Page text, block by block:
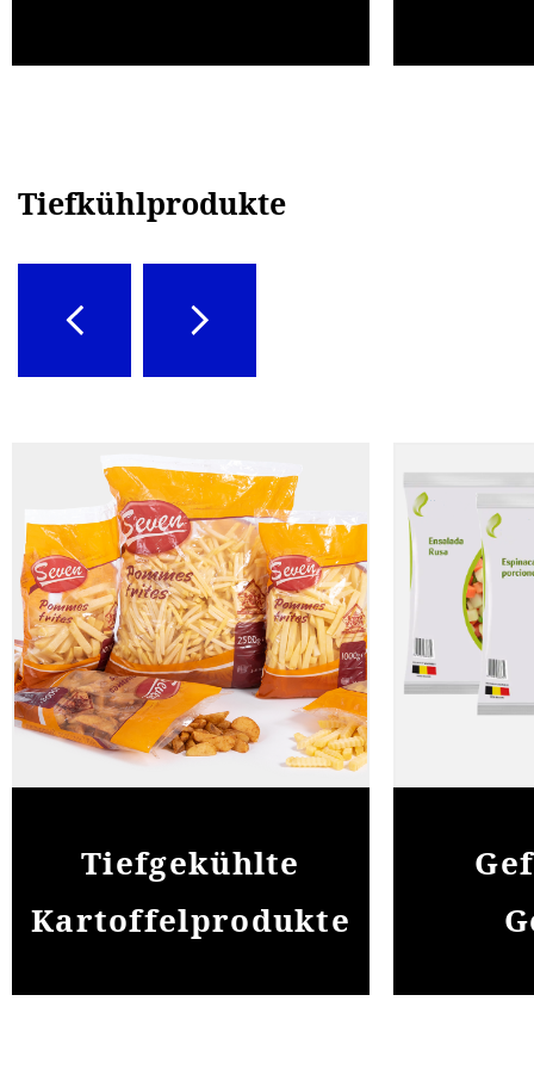
Tiefkühlprodukte
Tiefgekühlte
Kartoffelprodukte